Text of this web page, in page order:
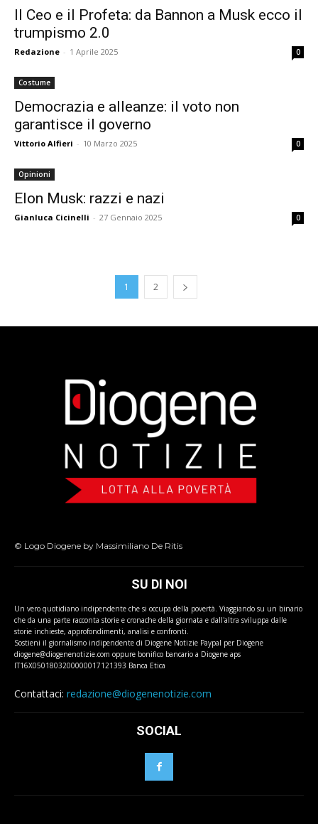
Il Ceo e il Profeta: da Bannon a Musk ecco il
trumpismo 2.0
Redazione - 1 Aprile 2025 0
Costume
Democrazia e alleanze: il voto non
garantisce il governo
Vittorio Alfieri - 10 Marzo 2025 0
Opinioni
Elon Musk: razzi e nazi
Gianluca Cicinelli - 27 Gennaio 2025 0
1 2
© Logo Diogene by Massimiliano De Ritis
SU DI NOI
Un vero quotidiano indipendente che si occupa della povertà. Viaggiando su un binario
che da una parte racconta storie e cronache della giornata e dall'altra sviluppa dalle
storie inchieste, approfondimenti, analisi e confronti.
Sostieni il giornalismo indipendente di Diogene Notizie Paypal per Diogene
diogene@diogenenotizie.com oppure bonifico bancario a Diogene aps
IT16X0501803200000017121393 Banca Etica
Contattaci: redazione@diogenenotizie.com
SOCIAL